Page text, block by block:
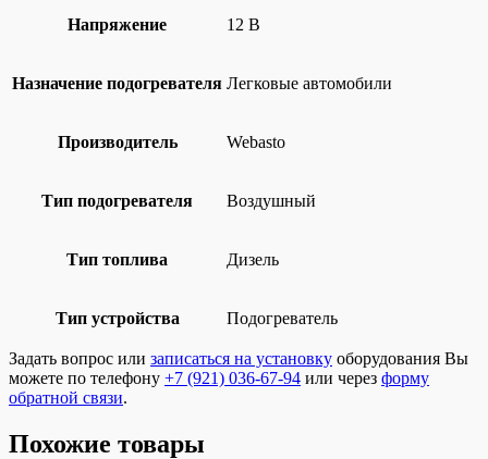
Напряжение 12 В
Назначение подогревателя Легковые автомобили
Производитель Webasto
Тип подогревателя Воздушный
Тип топлива Дизель
Тип устройства Подогреватель
Задать вопрос или записаться на установку оборудования Вы
можете по телефону +7 (921) 036-67-94 или через форму
обратной связи.
Похожие товары